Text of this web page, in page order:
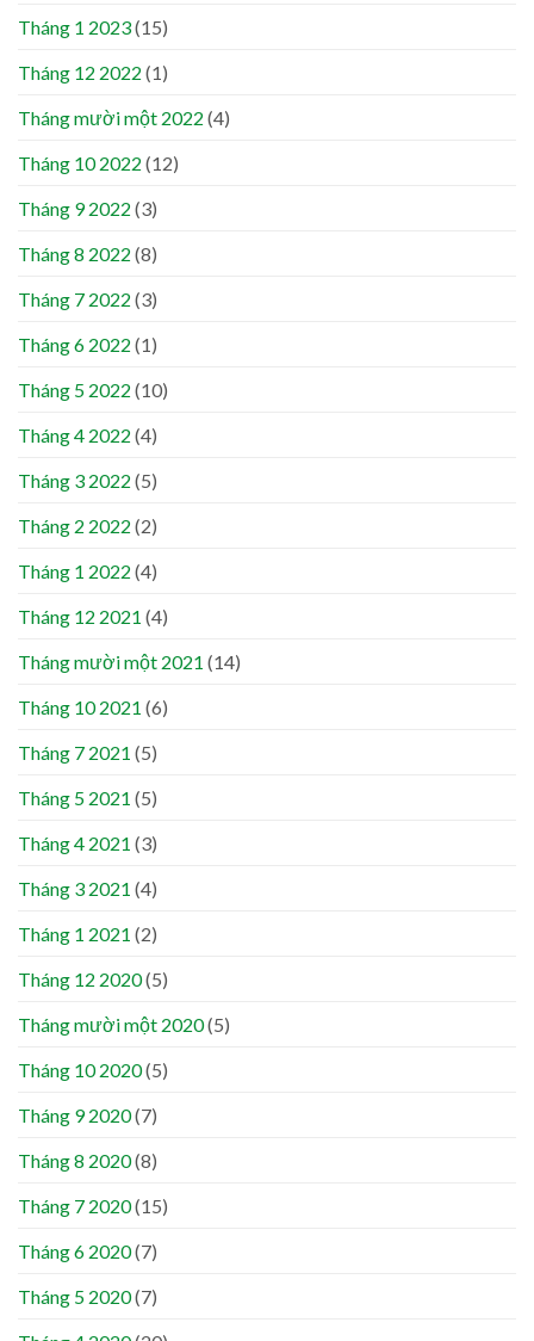
Tháng 1 2023(15)
Tháng 12 2022 (1)
Tháng mười một 2022 (4)
Tháng 10 2022 (12)
Tháng 9 2022 (3)
Tháng 8 2022 (8)
Tháng 7 2022 (3)
Tháng 6 2022 (1)
Tháng 5 2022 (10)
Tháng 4 2022 (4)
Tháng 3 2022 (5)
Tháng 2 2022 (2)
Tháng 1 2022 (4)
Tháng 12 2021 (4)
Tháng mười một 2021 (14)
Tháng 10 2021 (6)
Tháng 7 2021 (5)
Tháng 5 2021 (5)
Tháng 4 2021 (3)
Tháng 3 2021 (4)
Tháng 1 2021 (2)
Tháng 12 2020(5)
Tháng mười một 2020(5)
Tháng 10 2020(5)
Tháng 9 2020(7)
Tháng 8 2020(8)
Tháng 7 2020(15)
Tháng 6 2020(7)
Tháng 5 2020(7)